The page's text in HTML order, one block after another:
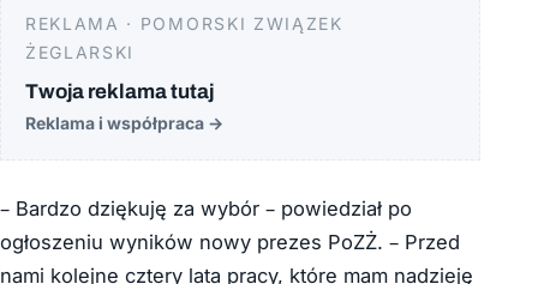
REKLAMA · POMORSKI ZWIĄZEK
ŻEGLARSKI
Twoja reklama tutaj
Reklama i współpraca →
– Bardzo dziękuję za wybór – powiedział po
ogłoszeniu wyników nowy prezes PoZŻ. – Przed
nami kolejne cztery lata pracy, które mam nadzieję